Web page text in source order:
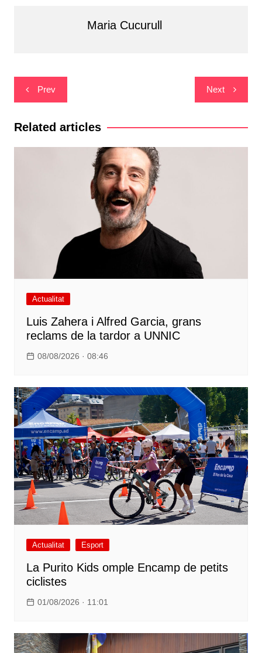
Maria Cucurull
Navegació
d'entrades
Prev Next
Related articles
Actualitat
Luis Zahera i Alfred Garcia, grans
reclams de la tardor a UNNIC
08/08/2026 · 08:46
Actualitat Esport
La Purito Kids omple Encamp de petits
ciclistes
01/08/2026 · 11:01